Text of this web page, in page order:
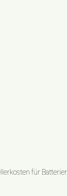
für